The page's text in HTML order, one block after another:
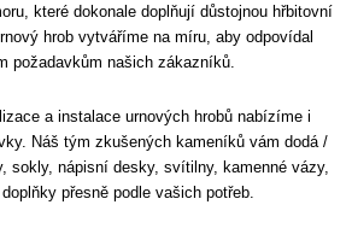
které dokonale doplňují důstojnou hřbitovní
hrob vytváříme na míru, aby odpovídal
požadavkům našich zákazníků.
a instalace urnových hrobů nabízíme i
Náš tým zkušených kameníků vám dodá /
sokly, nápisní desky, svítilny, kamenné vázy,
přesně podle vašich potřeb.